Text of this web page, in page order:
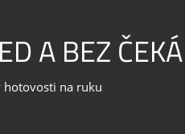
A BEZ
hotovosti na ruku